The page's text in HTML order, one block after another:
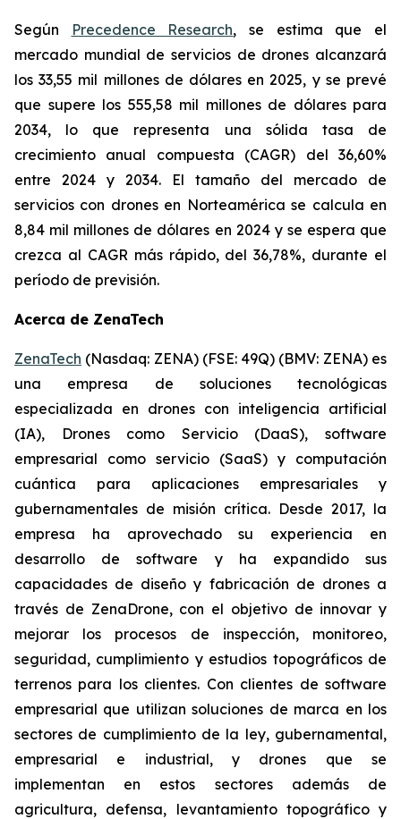
Según Precedence Research, se estima que el
mercado mundial de servicios de drones alcanzará
los 33,55 mil millones de dólares en 2025, y se prevé
que supere los 555,58 mil millones de dólares para
2034, lo que representa una sólida tasa de
crecimiento anual compuesta (CAGR) del 36,60%
entre 2024 y 2034. El tamaño del mercado de
servicios con drones en Norteamérica se calcula en
8,84 mil millones de dólares en 2024 y se espera que
crezca al CAGR más rápido, del 36,78%, durante el
período de previsión.
Acerca de ZenaTech
ZenaTech (Nasdaq: ZENA) (FSE: 49Q) (BMV: ZENA) es
una empresa de soluciones tecnológicas
especializada en drones con inteligencia artificial
(IA), Drones como Servicio (DaaS), software
empresarial como servicio (SaaS) y computación
cuántica para aplicaciones empresariales y
gubernamentales de misión crítica. Desde 2017, la
empresa ha aprovechado su experiencia en
desarrollo de software y ha expandido sus
capacidades de diseño y fabricación de drones a
través de ZenaDrone, con el objetivo de innovar y
mejorar los procesos de inspección, monitoreo,
seguridad, cumplimiento y estudios topográficos de
terrenos para los clientes. Con clientes de software
empresarial que utilizan soluciones de marca en los
sectores de cumplimiento de la ley, gubernamental,
empresarial e industrial, y drones que se
implementan en estos sectores además de
agricultura, defensa, levantamiento topográfico y